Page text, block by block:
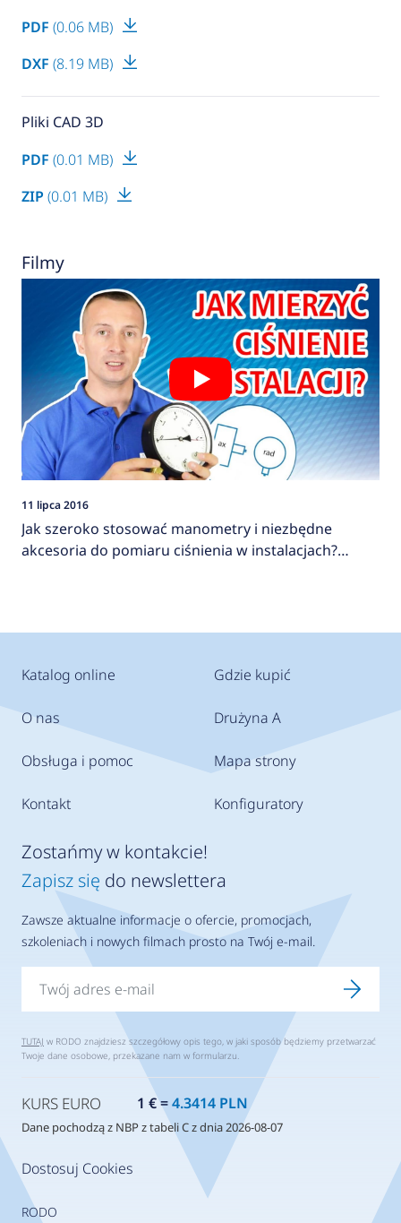
PDF (0.06 MB)
DXF (8.19 MB)
Pliki CAD 3D
PDF (0.01 MB)
ZIP (0.01 MB)
Filmy
11 lipca 2016
Jak szeroko stosować manometry i niezbędne
akcesoria do pomiaru ciśnienia w instalacjach?
Katalog online
O nas
Obsługa i pomoc
Kontakt
Gdzie kupić
Drużyna A
Mapa strony
Konfiguratory
Dostosuj Cookies
RODO
Zostańmy w kontakcie!
Zapisz się do newslettera
Zawsze aktualne informacje o ofercie, promocjach,
szkoleniach i nowych filmach prosto na Twój e-mail.
TUTAJ w RODO znajdziesz szczegółowy opis tego, w jaki sposób będziemy przetwarzać
Twoje dane osobowe, przekazane nam w formularzu.
KURS EURO 1 € =4.3414 PLN
Dane pochodzą z NBP z tabeli C z dnia 2026-08-07